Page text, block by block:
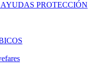
PROTECCIÓN